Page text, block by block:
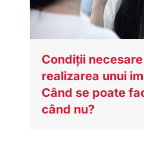
Condiții
realizarea unui
Când se poate
când nu?